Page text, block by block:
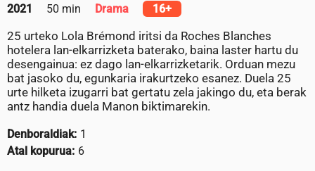
2021 50 min Drama 16+
25 urteko Lola Brémond iritsi da Roches Blanches
hotelera lan-elkarrizketa baterako, baina laster hartu du
desengainua: ez dago lan-elkarrizketarik. Orduan mezu
bat jasoko du, egunkaria irakurtzeko esanez. Duela 25
urte hilketa izugarri bat gertatu zela jakingo du, eta berak
antz handia duela Manon biktimarekin.
Denboraldiak: 1
Atal kopurua: 6